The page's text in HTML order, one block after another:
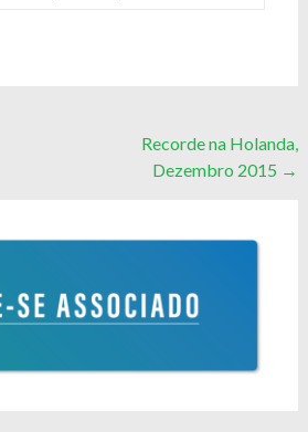
Recorde na Holanda,
Dezembro 2015 →